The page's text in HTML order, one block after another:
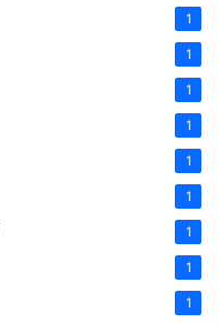
1
1
1
1
1
1
1
1
1